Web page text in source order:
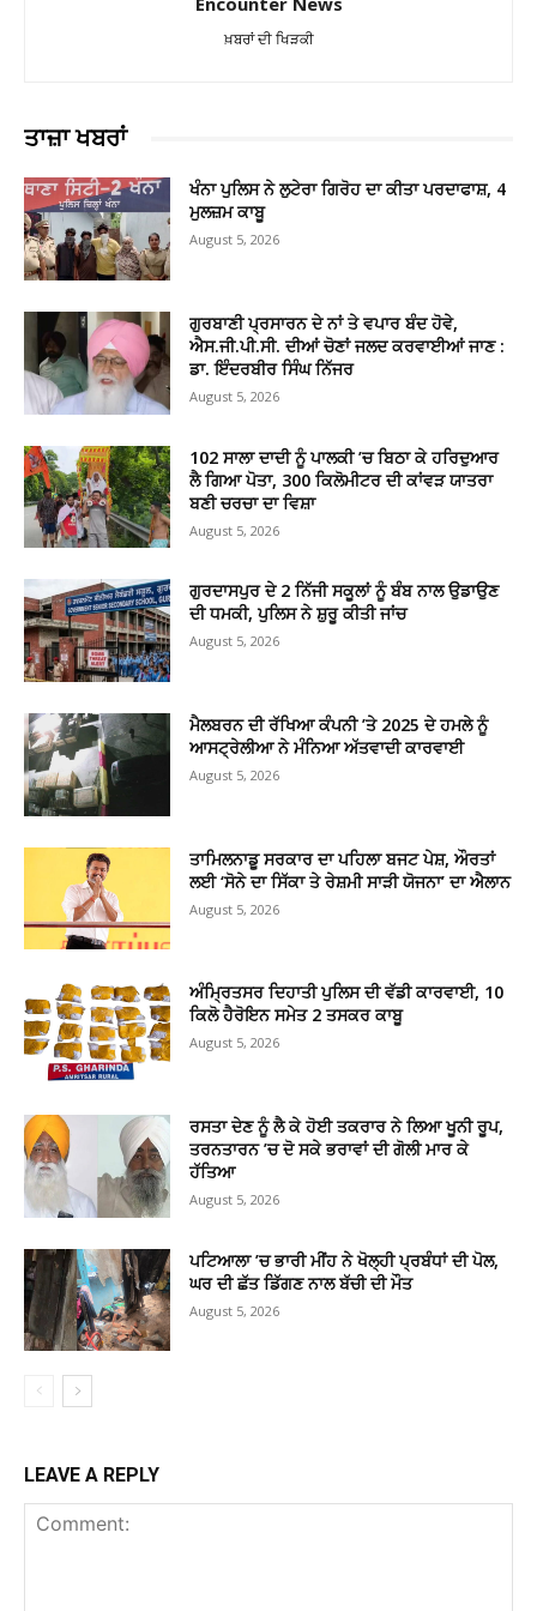
ਖ਼ਬਰਾਂ ਦੀ ਖਿੜਕੀ
ਤਾਜ਼ਾ ਖਬਰਾਂ
ਖੰਨਾ ਪੁਲਿਸ ਨੇ ਲੁਟੇਰਾ ਗਿਰੋਹ ਦਾ ਕੀਤਾ ਪਰਦਾਫਾਸ਼, 4
ਮੁਲਜ਼ਮ ਕਾਬੂ
August 5, 2026
ਗੁਰਬਾਣੀ ਪ੍ਰਸਾਰਨ ਦੇ ਨਾਂ ਤੇ ਵਪਾਰ ਬੰਦ ਹੋਵੇ,
ਐਸ.ਜੀ.ਪੀ.ਸੀ. ਦੀਆਂ ਚੋਣਾਂ ਜਲਦ ਕਰਵਾਈਆਂ ਜਾਣ :
ਡਾ. ਇੰਦਰਬੀਰ ਸਿੰਘ ਨਿੱਜਰ
August 5, 2026
102 ਸਾਲਾ ਦਾਦੀ ਨੂੰ ਪਾਲਕੀ ’ਚ ਬਿਠਾ ਕੇ ਹਰਿਦੁਆਰ
ਲੈ ਗਿਆ ਪੋਤਾ, 300 ਕਿਲੋਮੀਟਰ ਦੀ ਕਾਂਵੜ ਯਾਤਰਾ
ਬਣੀ ਚਰਚਾ ਦਾ ਵਿਸ਼ਾ
August 5, 2026
ਗੁਰਦਾਸਪੁਰ ਦੇ 2 ਨਿੱਜੀ ਸਕੂਲਾਂ ਨੂੰ ਬੰਬ ਨਾਲ ਉਡਾਉਣ
ਦੀ ਧਮਕੀ, ਪੁਲਿਸ ਨੇ ਸ਼ੁਰੂ ਕੀਤੀ ਜਾਂਚ
August 5, 2026
ਮੈਲਬਰਨ ਦੀ ਰੱਖਿਆ ਕੰਪਨੀ ’ਤੇ 2025 ਦੇ ਹਮਲੇ ਨੂੰ
ਆਸਟ੍ਰੇਲੀਆ ਨੇ ਮੰਨਿਆ ਅੱਤਵਾਦੀ ਕਾਰਵਾਈ
August 5, 2026
ਤਾਮਿਲਨਾਡੂ ਸਰਕਾਰ ਦਾ ਪਹਿਲਾ ਬਜਟ ਪੇਸ਼, ਔਰਤਾਂ
ਲਈ ‘ਸੋਨੇ ਦਾ ਸਿੱਕਾ ਤੇ ਰੇਸ਼ਮੀ ਸਾੜੀ ਯੋਜਨਾ’ ਦਾ ਐਲਾਨ
August 5, 2026
ਅੰਮ੍ਰਿਤਸਰ ਦਿਹਾਤੀ ਪੁਲਿਸ ਦੀ ਵੱਡੀ ਕਾਰਵਾਈ, 10
ਕਿਲੋ ਹੈਰੋਇਨ ਸਮੇਤ 2 ਤਸਕਰ ਕਾਬੂ
August 5, 2026
ਰਸਤਾ ਦੇਣ ਨੂੰ ਲੈ ਕੇ ਹੋਈ ਤਕਰਾਰ ਨੇ ਲਿਆ ਖੂਨੀ ਰੂਪ,
ਤਰਨਤਾਰਨ ’ਚ ਦੋ ਸਕੇ ਭਰਾਵਾਂ ਦੀ ਗੋਲੀ ਮਾਰ ਕੇ
ਹੱਤਿਆ
August 5, 2026
ਪਟਿਆਲਾ ’ਚ ਭਾਰੀ ਮੀਂਹ ਨੇ ਖੋਲ੍ਹੀ ਪ੍ਰਬੰਧਾਂ ਦੀ ਪੋਲ,
ਘਰ ਦੀ ਛੱਤ ਡਿੱਗਣ ਨਾਲ ਬੱਚੀ ਦੀ ਮੌਤ
August 5, 2026
LEAVE A REPLY